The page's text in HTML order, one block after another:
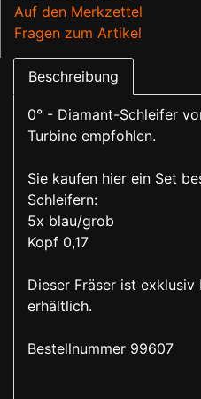
Auf den Merkzettel
Fragen zum Artikel
Beschreibung
0° - Diamant-Schleifer
Turbine empfohlen.
Sie kaufen hier ein Set
Schleifern:
5x blau/grob
Kopf 0,17
Dieser Fräser ist
erhältlich.
Bestellnummer 99607